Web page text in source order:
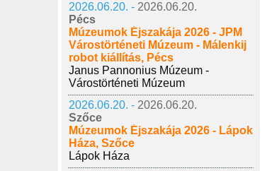
2026.06.20. - 2026.06.20.
Pécs
Múzeumok Éjszakája 2026 - JPM
Várostörténeti Múzeum - Málenkij
robot kiállítás, Pécs
Janus Pannonius Múzeum -
Várostörténeti Múzeum
2026.06.20. - 2026.06.20.
Szőce
Múzeumok Éjszakája 2026 - Lápok
Háza, Szőce
Lápok Háza